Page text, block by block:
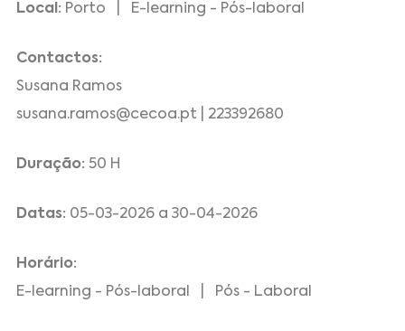
Local: Porto | E-learning - Pós-laboral
Contactos:
Susana Ramos
susana.ramos@cecoa.pt | 223392680
Duração: 50 H
Datas: 05-03-2026 a 30-04-2026
Horário:
E-learning - Pós-laboral | Pós - Laboral